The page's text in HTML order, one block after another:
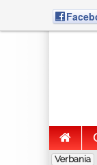
Verbania